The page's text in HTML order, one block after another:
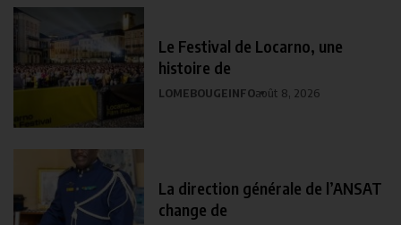
Le Festival de Locarno, une
histoire de
LOMEBOUGEINFOaoût 8, 2026
La direction générale de l’ANSAT
change de